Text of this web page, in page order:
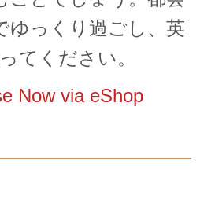
ゆっくり過ごし、英
てください。
Now via eShop